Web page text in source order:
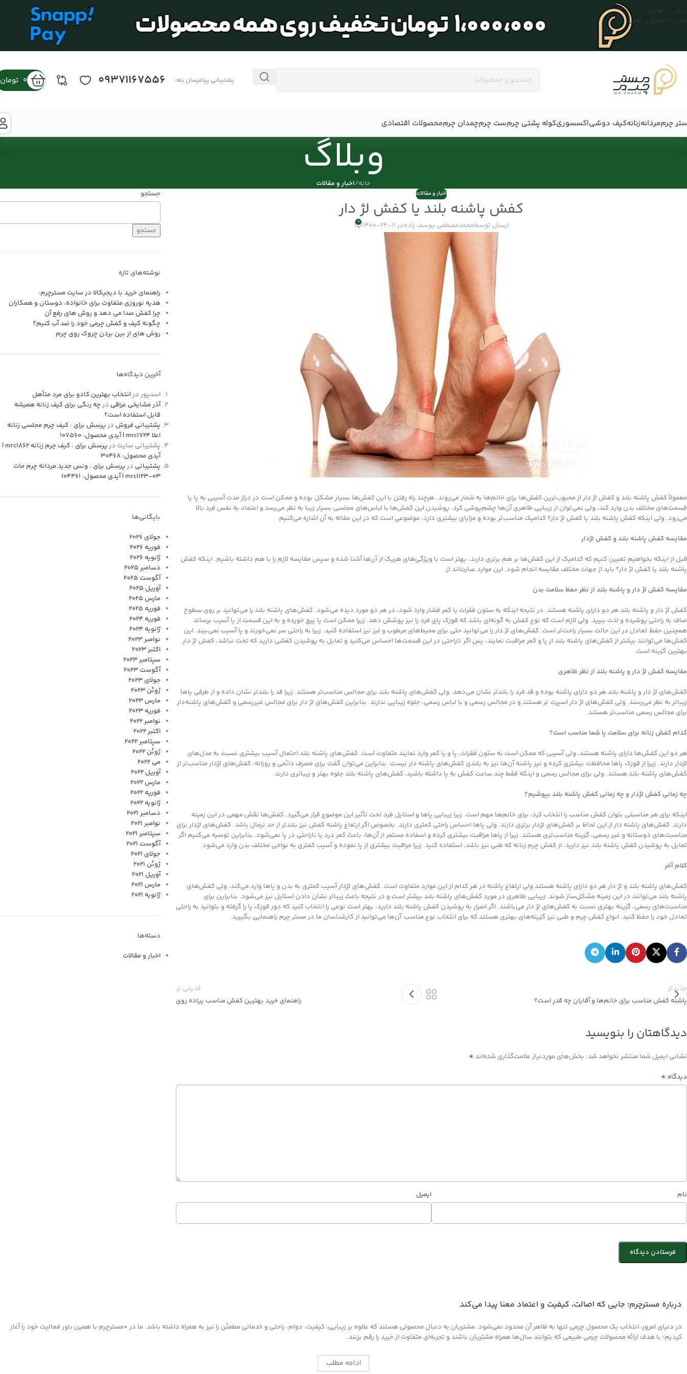
عبور به ناوبری
رفتن به محتوای اصلی
پشتیبانی پیامرسان بله: 09371167556
0 تومان
چرممردانهزنانهکیف دوشیاکسسوریکوله پشتی چرمست چرمچمدان چرممحصولات اقتصادی
وبلاگ
خانه/اخبار و مقالات
اخبار و مقالات
کفش پاشنه بلند یا کفش لژ دار
ارسال توسطمحمدمصطفی یوسف زادهدر 11-24-1400 0
معمولاً کفش پاشنه بلند و کفش لژ دار از محبوب‌ترین کفش‌ها برای خانم‌ها به شمار می‌روند. هرچند راه رفتن با این کفش‌ها بسیار مشکل بوده و ممکن است در دراز مدت آسیبی به پا یا
قسمت‌های مختلف بدن وارد کند، ولی نمی‌توان از زیبایی ظاهری آن‌ها چشم‌پوشی کرد. پوشیدن این کفش‌ها با لباس‌های مجلسی بسیار زیبا به نظر می‌رسد و اعتماد به نفس فرد بالا
می‌رود. ولی اینکه کفش پاشنه بلند یا کفش لژ دار؟ کدامیک مناسب‌تر بوده و مزایای بیشتری دارد، موضوعی است که در این مقاله به آن اشاره می‌کنیم.
مقایسه کفش پاشنه بلند و کفش لژدار
قبل از اینکه بخواهیم تعیین کنیم که کدامیک از این کفش‌ها بر هم برتری دارند، بهتر است با ویژگی‌های هریک از آن‌ها آشنا شده و سپس مقایسه لازم را با هم داشته باشیم. اینکه کفش
پاشنه بلند یا کفش لژ دار؟ باید از جهات مختلف مقایسه انجام شود. این موارد عبارت‌اند از:
مقایسه کفش لژ دار و پاشنه بلند از نظر حفظ سلامت بدن
کفش لژ دار و پاشنه بلند هر دو دارای پاشنه هستند. در نتیجه اینکه به ستون فقرات یا کمر فشار وارد شود، در هر دو مورد دیده می‌شود. کفش‌های پاشنه بلند را می‌توانید بر روی سطوح
صاف به راحتی پوشیده و لذت ببرید. ولی لازم است که نوع کفش به گونه‌ای باشد که قوزک پای فرد را نیز پوشش دهد. زیرا ممکن است پا پیچ خورده و به این قسمت از پا آسیب برساند.
همچنین حفظ تعادل در این حالت بسیار راحت‌تر است. کفش‌های لژ دار را می‌توانید حتی برای محیط‌های مرطوب و لیز نیز استفاده کنید. زیرا به راحتی سر نمی‌خورند و پا آسیب نمی‌بیند. این
کفش‌ها می‌توانند بیشتر از کفش‌های پاشنه بلند از پا و کمر مراقبت نمایند، پس اگر ناراحتی در این قسمت‌ها احساس می‌کنید و تمایل به پوشیدن کفشی دارید که تخت نباشد، کفش لژ دار
بهترین گزینه است.
مقایسه کفش لژ دار و پاشنه بلند از نظر ظاهری
کفش‌های لژ دار و پاشنه بلند هر دو دارای پاشنه بوده و قد فرد را بلندتر نشان می‌دهد. ولی کفش‌های پاشنه بلند برای مجالس مناسب‌تر هستند. زیرا قد را بلندتر نشان داده و از طرفی پاها
زیباتر به نظر می‌رسند. ولی کفش‌های لژ دار اسپرت تر هستند و در مجالس رسمی و با لباس رسمی، جلوه زیبایی ندارند. بنابراین کفش‌های لژ دار برای مجالس غیررسمی و کفش‌های پاشنه‌دار
برای مجالس رسمی مناسب‌تر هستند.
کدام کفش زنانه برای سلامت پا شما مناسب است؟
هر دو این کفش‌ها دارای پاشنه هستند، ولی آسیبی که ممکن است به ستون فقرات، پا و یا کمر وارد نمایند متفاوت است. کفش‌های پاشنه بلند احتمال آسیب بیشتری نسبت به مدل‌های
لژدار دارند. زیرا از قوزک پاها محافظت بیشتری کرده و نیز پاشنه آن‌ها نیز به بلندی کفش‌های پاشنه دار نیست. بنابراین می‌توان گفت برای مصرف دائمی و روزانه، کفش‌های لژدار مناسب‌تر از
کفش‌های پاشنه بلند هستند. ولی برای مجالس رسمی و اینکه فقط چند ساعت کفش به پا داشته باشید، کفش‌های پاشنه بلند جلوه بهتر و زیباتری دارند.
چه زمانی کفش لژدار و چه زمانی کفش پاشنه بلند بپوشیم؟
اینکه برای هر مناسبتی بتوان کفش مناسب را انتخاب کرد، برای خانم‌ها مهم است. زیرا زیبایی پاها و استایل فرد تحت تأثیر این موضوع قرار می‌گیرد. کفش‌ها نقش مهمی در این زمینه
دارند. کفش‌های پاشنه دار از این لحاظ بر کفش‌های لژدار برتری دارند. ولی پاها احساس راحتی کمتری دارند. بخصوص اگر ارتفاع پاشنه کفش نیز بلندتر از حد نرمال باشد. کفش‌های لژدار برای
مناسبت‌های دوستانه و غیر رسمی، گزینه مناسب‌تری هستند. زیرا از پاها مراقبت بیشتری کرده و اسفاده مستمر از آن‌ها، باعث کمر درد یا ناراحتی در پا نمی‌شود. بنابراین توصیه می‌کنیم اگر
تمایل به پوشیدن کفش پاشنه بلند نیز دارید، از کفش چرم زنانه که طبی نیز باشد، استفاده کنید. زیرا مراقبت بیشتری از پا نموده و آسیب کمتری به نواحی مختلف بدن وارد می‌شود.
کلام آخر
کفش‌های پاشنه بلند و لژ دار هر دو دارای پاشنه هستند ولی ارتفاع پاشنه در هر کدام از این موارد متفاوت است. کفش‌های لژدار آسیب کمتری به بدن و پاها وارد می‌کند، ولی کفش‌های
پاشنه بلند می‌توانند در این زمینه مشکل‌ساز شوند. زیبایی ظاهری در مورد کفش‌های پاشنه بلند بیشتر است و در نتیجه باعث زیباتر نشان دادن استایل نیز می‌شود. بنابراین برای
مناسبت‌های رسمی، گزینه بهتری نسبت به کفش‌های لژ دار می‌باشند. اگر اصرار به پوشیدن کفش پاشنه بلند دارید، بهتر است نوعی را انتخاب کنید که دور قوزک پا را گرفته و بتوانید به راحتی
تعادل خود را حفظ کنید. انواع کفش چرم و طبی نیز گزینه‌های بهتری هستند که برای انتخاب نوع مناسب آن‌ها می‌توانید از کارشناسان ما در مستر چرم راهنمایی بگیرید.
جدیدتر
پاشنه کفش مناسب برای خانم‌ها و آقایان چه قدر است؟
قدیمی تر
راهنمای خرید بهترین کفش مناسب پیاده روی
دیدگاهتان را بنویسید
نشانی ایمیل شما منتشر نخواهد شد. بخش‌های موردنیاز علامت‌گذاری شده‌اند *
دیدگاه *
نام ایمیل
جستجو
جستجو
نوشته‌های تازه
راهنمای خرید با دیجیکالا در سایت مسترچرم:
هدیه نوروزی متفاوت برای خانواده، دوستان و همکاران
چرا کفش صدا می دهد و روش های رفع آن
چگونه کیف و کفش چرمی خود را ضد آب کنیم؟
روش های از بين بردن چروک روی چرم
آخرین دیدگاه‌ها
اسدپور درانتخاب بهترین کادو برای مرد متأهل
آذر مشایخی عراقی در چه رنگی برای کیف زنانه همیشه
قابل استفاده است؟
پشتیبانی فروش درپرسش برای : کیف چرم مجلسی زنانه
اعلا mrc1724 | آیدی محصول: 107560
پشتیبانی سایت در
پرسش برای : کیف چرم زنانه mrc1862 |
آیدی محصول: 30468
پشتیبانی درپرسش برای : ونس جدید مردانه چرم مات
mrc1123-03 | آیدی محصول: 104461
بایگانی‌ها
جولای 2026
فوریه 2026
ژانویه 2026
دسامبر 2025
آگوست 2025
آوریل 2025
مارس 2025
فوریه 2025
فوریه 2024
ژانویه 2024
نوامبر 2023
اکتبر 2023
سپتامبر 2023
آگوست 2023
جولای 2023
ژوئن 2023
مارس 2023
فوریه 2023
نوامبر 2022
اکتبر 2022
سپتامبر 2022
ژوئن 2022
می 2022
آوریل 2022
مارس 2022
فوریه 2022
ژانویه 2022
دسامبر 2021
نوامبر 2021
سپتامبر 2021
آگوست 2021
جولای 2021
ژوئن 2021
آوریل 2021
مارس 2021
ژانویه 2021
دسته‌ها
اخبار و مقالات
درباره مسترچرم؛ جایی که اصالت، کیفیت و اعتماد معنا پیدا می‌کند
در دنیای امروز، انتخاب یک محصول چرمی تنها به ظاهر آن محدود نمی‌شود. مشتریان به دنبال محصولی هستند که علاوه بر زیبایی، کیفیت، دوام، راحتی و خدماتی مطمئن را نیز به همراه داشته باشد. ما در *مسترچرم با همین باور فعالیت خود را آغاز
کردیم؛ با هدف ارائه محصولات چرمی طبیعی که بتوانند سال‌ها همراه مشتریان باشند و تجربه‌ای متفاوت از خرید را رقم بزنند.
ادامه مطلب